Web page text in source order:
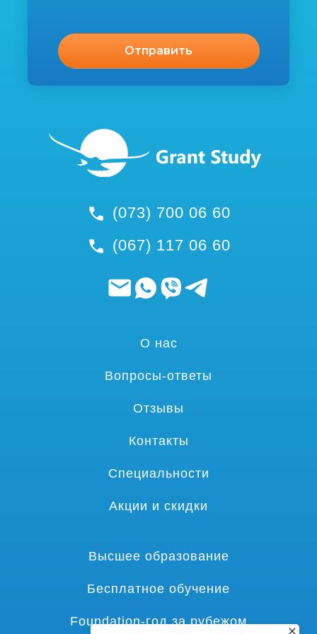
(073) 700 06 60
(067) 117 06 60
О нас
Вопросы-ответы
Отзывы
Контакты
Специальности
Акции и скидки
Высшее образование
Бесплатное обучение
Foundation-год за рубежом